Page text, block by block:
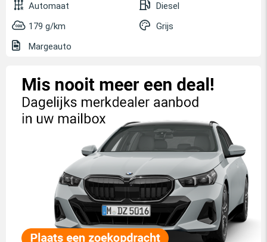
Automaat
Diesel
179 g/km
Grijs
Margeauto